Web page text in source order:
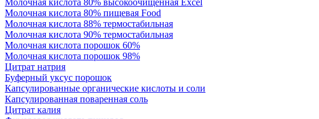
Молочная кислота 80% высокоочищенная Excel
Молочная кислота 80% пищевая Food
Молочная кислота 88% термостабильная
Молочная кислота 90% термостабильная
Молочная кислота порошок 60%
Молочная кислота порошок 98%
Цитрат натрия
Буферный уксус порошок
Капсулированные органические кислоты и соли
Капсулированная поваренная соль
Цитрат калия